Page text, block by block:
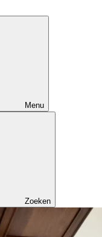
Menu
Zoeken